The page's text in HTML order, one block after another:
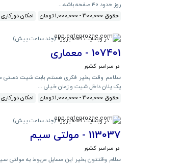
روز حدود ۴۰ صفحه باشه...
حقوق 300,000 - 1,000,000 تومان
امکان دورکاری
در وبسایت کافه پروژه (چند ساعت پیش)
107401 - معماری
در سراسر کشور
سلامم وقت بخیر فکری هستم بابت شیت دستی
یک پلان داخل شیت و زمان خیلی ...
حقوق 300,000 - 1,000,000 تومان
امکان دورکاری
در وبسایت کافه پروژه (چند ساعت پیش)
113037 - مولتی سیم
در سراسر کشور
سلام وقتتون بخیر این مسایل مربوط به مولتی